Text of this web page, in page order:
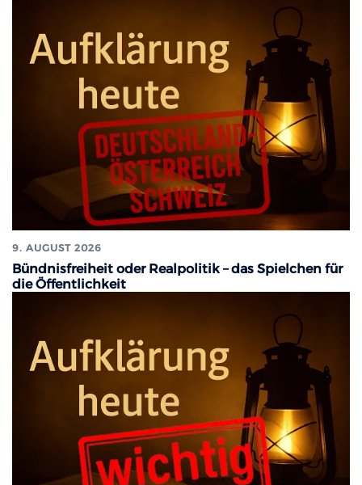
9. AUGUST 2026
Bündnisfreiheit oder Realpolitik – das Spielchen für
die Öffentlichkeit